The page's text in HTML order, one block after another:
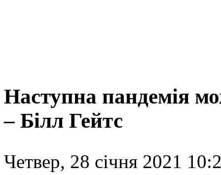
Наступна пандемія
– Білл Гейтс
Четвер, 28 січня 2021